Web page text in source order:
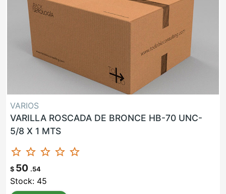
VARIOS
VARILLA ROSCADA DE BRONCE HB-70 UNC-
5/8 X 1 MTS
star_border star_border star_border star_border star_border
$ 50 .54
Stock: 45